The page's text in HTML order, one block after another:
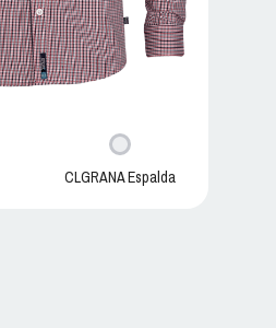
CLGRANA Espalda